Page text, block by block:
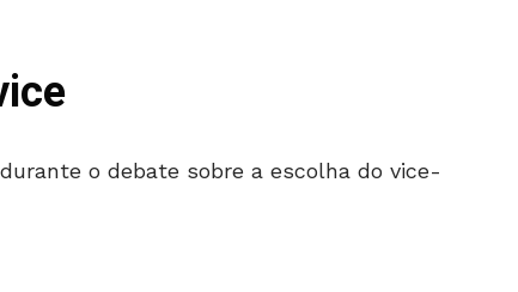
o debate sobre a escolha do vice-